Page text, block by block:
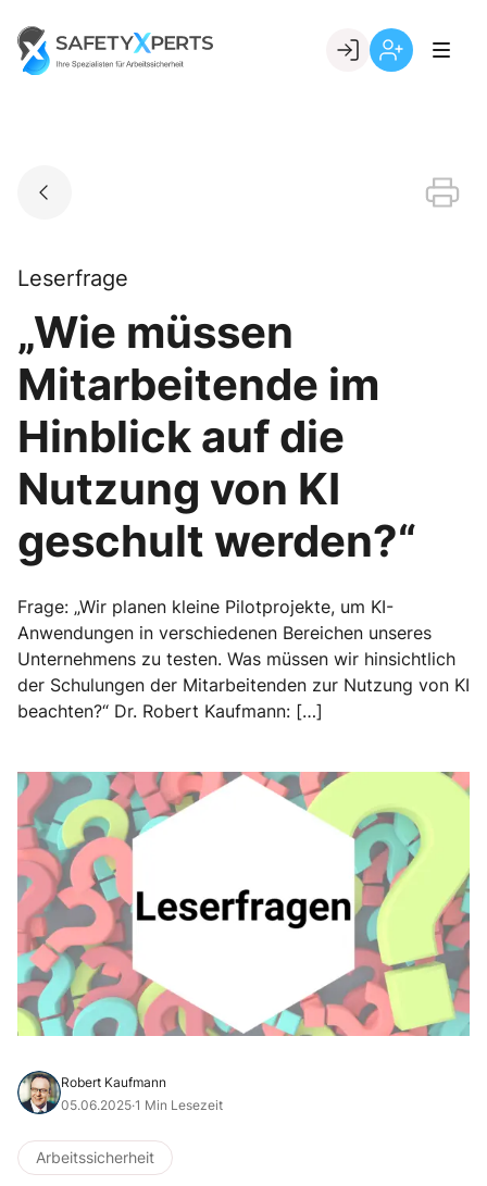
content
Go to landing page.
Leserfrage
„Wie müssen
Mitarbeitende im
Hinblick auf die
Nutzung von KI
geschult werden?“
Frage: „Wir planen kleine Pilotprojekte, um KI-
Anwendungen in verschiedenen Bereichen unseres
Unternehmens zu testen. Was müssen wir hinsichtlich
der Schulungen der Mitarbeitenden zur Nutzung von KI
beachten?“ Dr. Robert Kaufmann: […]
Robert Kaufmann
05.06.2025·1 Min Lesezeit
Arbeitssicherheit